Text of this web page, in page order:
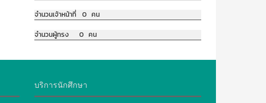
จำนวนเจ้าหน้าที่ 0 คน
จำนวนผู้ทรง 0 คน
บริการนักศึกษา